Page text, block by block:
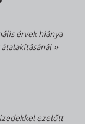
érvek hiánya
»
ezelőtt